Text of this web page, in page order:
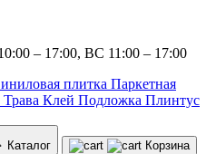
– 17:00, ВС 11:00 – 17:00
плитка Паркетная
Трава Клей Подложка Плинтус
Каталог Корзина